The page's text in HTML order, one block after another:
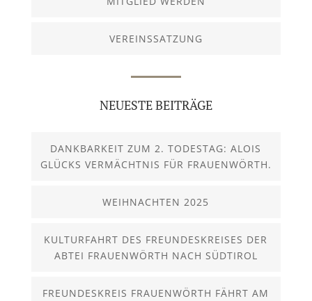
VEREINSSATZUNG
NEUESTE BEITRÄGE
DANKBARKEIT ZUM 2. TODESTAG: ALOIS
GLÜCKS VERMÄCHTNIS FÜR FRAUENWÖRTH.
WEIHNACHTEN 2025
KULTURFAHRT DES FREUNDESKREISES DER
ABTEI FRAUENWÖRTH NACH SÜDTIROL
FREUNDESKREIS FRAUENWÖRTH FÄHRT AM